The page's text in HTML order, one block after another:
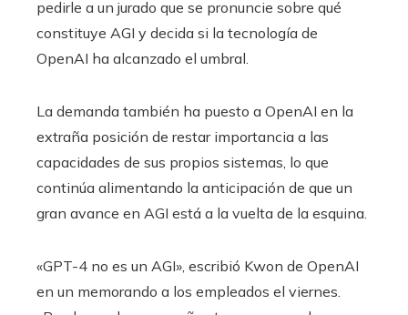
pedirle a un jurado que se pronuncie sobre qué
constituye AGI y decida si la tecnología de
OpenAI ha alcanzado el umbral.
La demanda también ha puesto a OpenAI en la
extraña posición de restar importancia a las
capacidades de sus propios sistemas, lo que
continúa alimentando la anticipación de que un
gran avance en AGI está a la vuelta de la esquina.
«GPT-4 no es un AGI», escribió Kwon de OpenAI
en un memorando a los empleados el viernes.